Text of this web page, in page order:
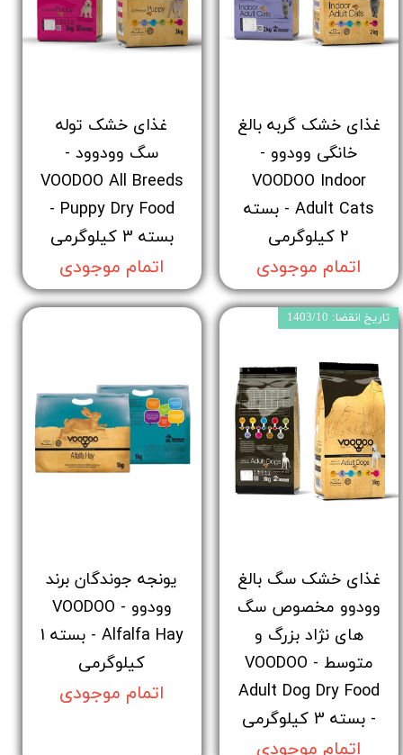
غذای خشک گربه بالغ
خانگی وودوو -
VOODOO Indoor
Adult Cats - بسته
2 کیلوگرمی
اتمام موجودی
غذای خشک توله
سگ وودوود -
VOODOO All Breeds
Puppy Dry Food -
بسته 3 کیلوگرمی
اتمام موجودی
غذای خشک سگ بالغ
وودوو مخصوص سگ
های نژاد بزرگ و
متوسط - VOODOO
Adult Dog Dry Food
- بسته 3 کیلوگرمی
اتمام موجودی
تاریخ انقضا: 1403/10
یونجه جوندگان برند
وودوو - VOODOO
Alfalfa Hay - بسته 1
کیلوگرمی
اتمام موجودی